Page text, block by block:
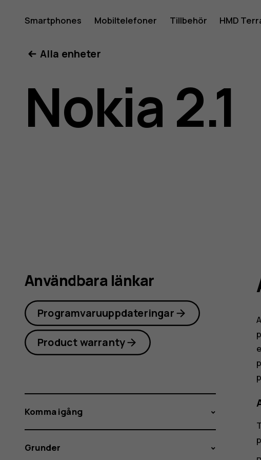
för
Nokia
Smartphones Mobiltelefoner Tillbehör HMD
Alla enheter
Nokia 2.1
Användbara länkar
Programvaruuppdateringar
Product warranty
Komma igång
Grunder